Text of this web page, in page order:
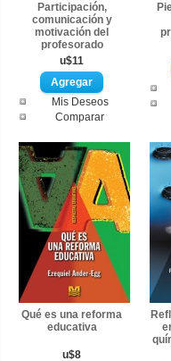
Participación,
comunicación y
motivación del
profesorado
u$11
Mis Deseos
Comparar
Qué es una reforma
educativa
u$8